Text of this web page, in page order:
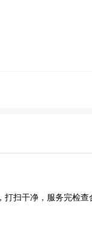
扫干净，服务完检查